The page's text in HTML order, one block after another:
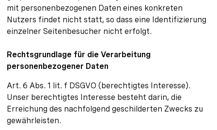
mit personenbezogenen Daten eines konkreten
Nutzers findet nicht statt, so dass eine Identifizierung
einzelner Seitenbesucher nicht erfolgt.
Rechtsgrundlage für die Verarbeitung
personenbezogener Daten
Art. 6 Abs. 1 lit. f DSGVO (berechtigtes Interesse).
Unser berechtigtes Interesse besteht darin, die
Erreichung des nachfolgend geschilderten Zwecks zu
gewährleisten.